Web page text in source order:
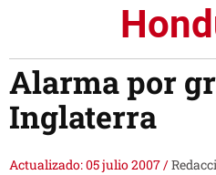
Alarma por
Inglaterra
Actualizado: 05 julio 2007/